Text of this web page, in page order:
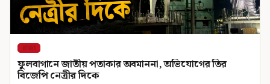
রাজ্য
ফুলবাগানে জাতীয় পতাকার অবমাননা, অভিযোগের তির
বিজেপি নেত্রীর দিকে